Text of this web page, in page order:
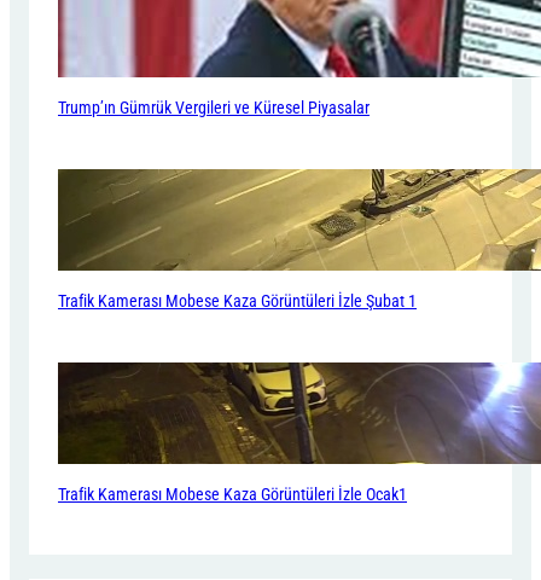
Trump’ın Gümrük Vergileri ve Küresel Piyasalar
Trafik Kamerası Mobese Kaza Görüntüleri İzle Şubat 1
Trafik Kamerası Mobese Kaza Görüntüleri İzle Ocak1